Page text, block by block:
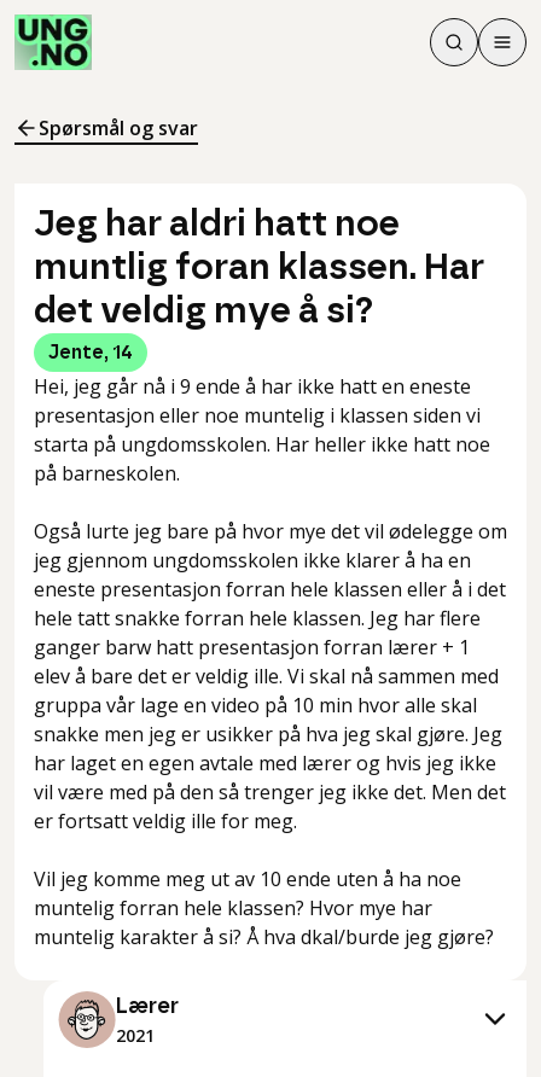
Søk
Søk
Meny
Spørsmål og svar
Jeg har aldri hatt noe
muntlig foran klassen. Har
det veldig mye å si?
Jente, 14
Hei, jeg går nå i 9 ende å har ikke hatt en eneste
presentasjon eller noe muntelig i klassen siden vi
starta på ungdomsskolen. Har heller ikke hatt noe
på barneskolen.
Også lurte jeg bare på hvor mye det vil ødelegge om
jeg gjennom ungdomsskolen ikke klarer å ha en
eneste presentasjon forran hele klassen eller å i det
hele tatt snakke forran hele klassen. Jeg har flere
ganger barw hatt presentasjon forran lærer + 1
elev å bare det er veldig ille. Vi skal nå sammen med
gruppa vår lage en video på 10 min hvor alle skal
snakke men jeg er usikker på hva jeg skal gjøre. Jeg
har laget en egen avtale med lærer og hvis jeg ikke
vil være med på den så trenger jeg ikke det. Men det
er fortsatt veldig ille for meg.
Vil jeg komme meg ut av 10 ende uten å ha noe
muntelig forran hele klassen? Hvor mye har
Lærer
2021